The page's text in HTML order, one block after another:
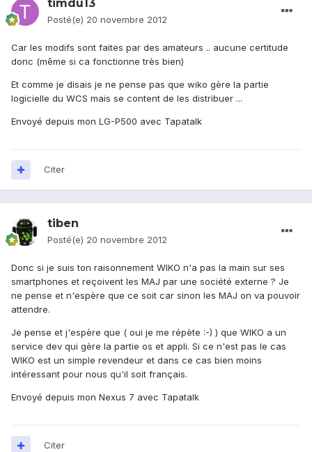
timdu13
Posté(e) 20 novembre 2012
Car les modifs sont faites par des amateurs .. aucune certitude
donc (même si ca fonctionne très bien)
Et comme je disais je ne pense pas que wiko gère la partie
logicielle du WCS mais se content de les distribuer ...
Envoyé depuis mon LG-P500 avec Tapatalk
Citer
tiben
Posté(e) 20 novembre 2012
Donc si je suis ton raisonnement WIKO n'a pas la main sur ses
smartphones et reçoivent les MAJ par une société externe ? Je
ne pense et n'espère que ce soit car sinon les MAJ on va pouvoir
attendre.
Je pense et j'espère que ( oui je me répète :-) ) que WIKO a un
service dev qui gère la partie os et appli. Si ce n'est pas le cas
WIKO est un simple revendeur et dans ce cas bien moins
intéressant pour nous qu'il soit français.
Envoyé depuis mon Nexus 7 avec Tapatalk
Citer